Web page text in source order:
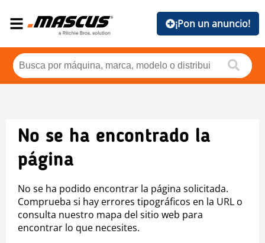
¡Pon un anuncio!
No se ha encontrado la
página
No se ha podido encontrar la página solicitada.
Comprueba si hay errores tipográficos en la URL o
consulta nuestro mapa del sitio web para
encontrar lo que necesites.